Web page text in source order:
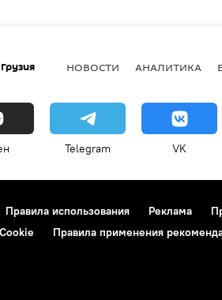
Грузия НОВОСТИ АНАЛИТИКА
Telegram VK
Правила использования Реклама
Правила применения